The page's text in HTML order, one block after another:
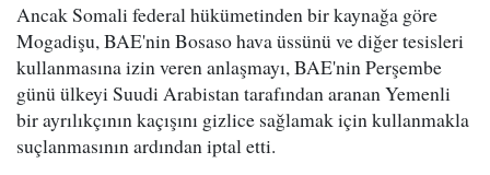
Ancak Somali federal hükümetinden bir kaynağa göre
Mogadişu, BAE'nin Bosaso hava üssünü ve diğer tesisleri
kullanmasına izin veren anlaşmayı, BAE'nin Perşembe
günü ülkeyi Suudi Arabistan tarafından aranan Yemenli
bir ayrılıkçının kaçışını gizlice sağlamak için kullanmakla
suçlanmasının ardından iptal etti.